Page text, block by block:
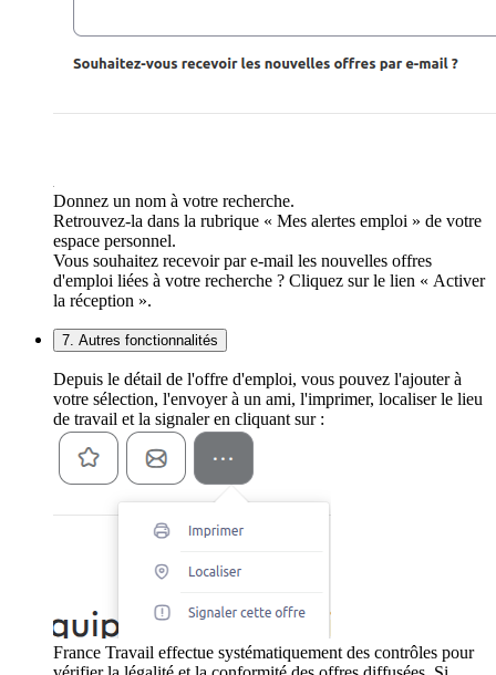
Donnez un nom à votre recherche.
Retrouvez-la dans la rubrique « Mes alertes emploi » de votre
espace personnel.
Vous souhaitez recevoir par e-mail les nouvelles offres
d'emploi liées à votre recherche ? Cliquez sur le lien « Activer
la réception ».
7. Autres fonctionnalités
Depuis le détail de l'offre d'emploi, vous pouvez l'ajouter à
votre sélection, l'envoyer à un ami, l'imprimer, localiser le lieu
de travail et la signaler en cliquant sur :
France Travail effectue systématiquement des contrôles pour